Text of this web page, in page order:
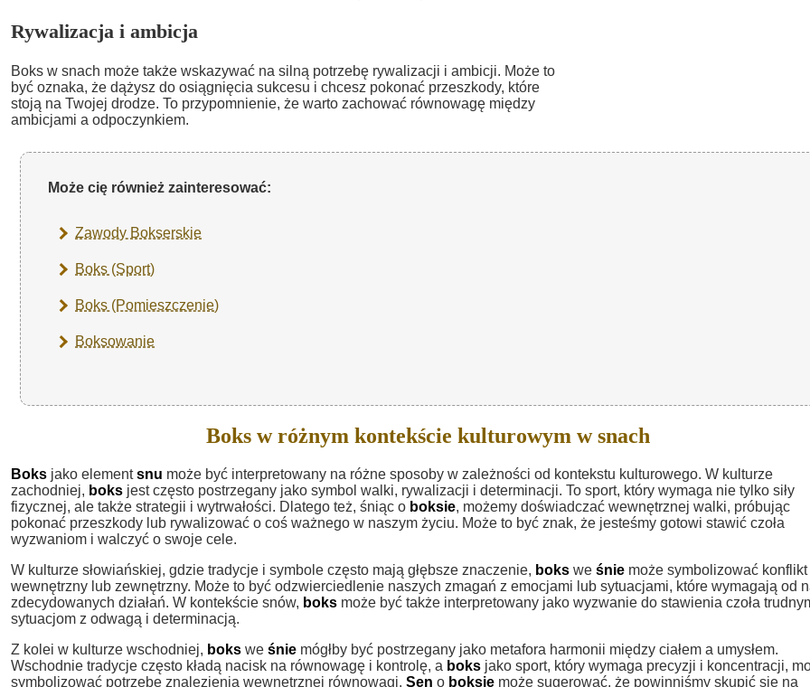
Rywalizacja i ambicja
Boks w snach może także wskazywać na silną potrzebę rywalizacji i ambicji. Może to
być oznaka, że dążysz do osiągnięcia sukcesu i chcesz pokonać przeszkody, które
stoją na Twojej drodze. To przypomnienie, że warto zachować równowagę między
ambicjami a odpoczynkiem.
Może cię również zainteresować:
Zawody Bokserskie
Boks (Sport)
Boks (Pomieszczenie)
Boksowanie
Boks w różnym kontekście kulturowym w snach
Boks jako elementsnu może być interpretowany na różne sposoby w zależności od kontekstu kulturowego. W kulturze
zachodniej, boks jest często postrzegany jako symbol walki, rywalizacji i determinacji. To sport, który wymaga nie tylko siły
fizycznej, ale także strategii i wytrwałości. Dlatego też, śniąc o boksie, możemy doświadczać wewnętrznej walki, próbując
pokonać przeszkody lub rywalizować o coś ważnego w naszym życiu. Może to być znak, że jesteśmy gotowi stawić czoła
wyzwaniom i walczyć o swoje cele.
W kulturze słowiańskiej, gdzie tradycje i symbole często mają głębsze znaczenie, boks we śnie może symbolizować konflikt
wewnętrzny lub zewnętrzny. Może to być odzwierciedlenie naszych zmagań z emocjami lub sytuacjami, które wymagają od
zdecydowanych działań. W kontekście snów, boks może być także interpretowany jako wyzwanie do stawienia czoła
sytuacjom z odwagą i determinacją.
Z kolei w kulturze wschodniej, boks we śnie mógłby być postrzegany jako metafora harmonii między ciałem a umysłem.
Wschodnie tradycje często kładą nacisk na równowagę i kontrolę, a boks jako sport, który wymaga precyzji i koncentracji,
symbolizować potrzebę znalezienia wewnętrznej równowagi. Sen o boksie może sugerować, że powinniśmy skupić się na